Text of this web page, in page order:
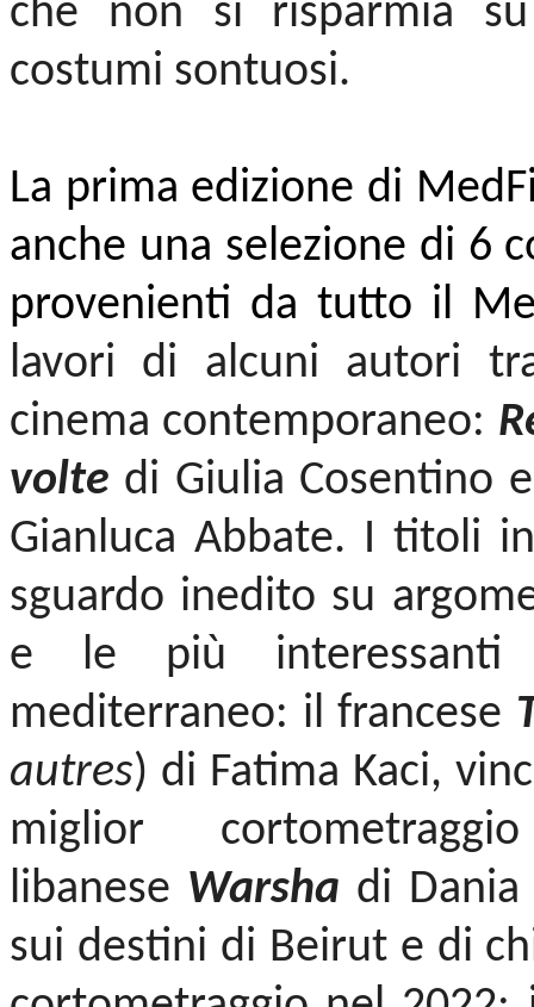
che non si risparmia
costumi sontuosi.
La prima edizione di
anche una selezione di 6
provenienti da tutto il
lavori di alcuni autori
cinema contemporaneo:
volte di Giulia Cosentino
Gianluca Abbate. I titoli
sguardo inedito su
e le più interessanti
mediterraneo: il francese
autres) di Fatima Kaci,
miglior
libanese Warsha di
sui destini di Beirut e di